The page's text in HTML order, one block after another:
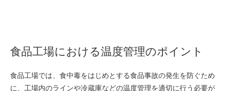
食品工場における温度管理のポイント
食品工場では、食中毒をはじめとする食品事故の発生を防ぐため
に、工場内のラインや冷蔵庫などの温度管理を適切に行う必要が